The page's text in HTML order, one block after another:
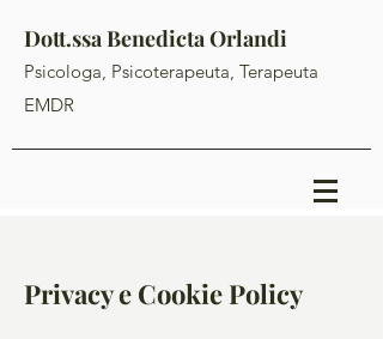
Dott.ssa Benedicta Orlandi
Psicologa, Psicoterapeuta, Terapeuta
EMDR
Privacy e Cookie Policy